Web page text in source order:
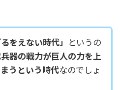
るをえない時代」 というの
器の戦力が巨人の力を上
うという時代なのでしょ